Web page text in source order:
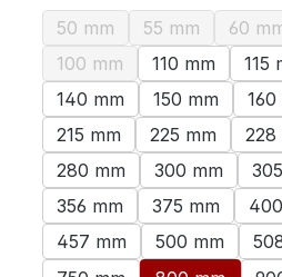
50 mm
(Diese Option ist zurzeit
55 mm
(Diese Option
60
100 mm
(Diese Option ist zurzeit
110 mm 115
140 mm
150 mm 160
215 mm
225 mm 228
280 mm
300 mm
356 mm
375 mm
457 mm
500 mm